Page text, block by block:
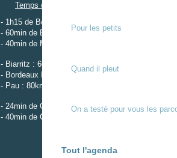
Pour les petits
Quand il pleut
On a testé pour vous les
Tout l'agenda
Temps de trajet
- 1h15 de Bordeaux
- 60min de Biarritz
- 40min de Mont-de-Marsan
- Biarritz : 60km
- Bordeaux Mérignac : 110km
- Pau : 80km
- 24min de Gare de Dax
- 40min de Gare de Mont-de-Marsan